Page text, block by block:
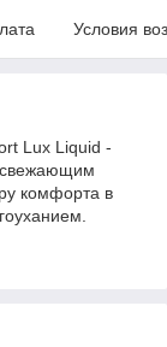
Условия
Lux Liquid -
комфорта в